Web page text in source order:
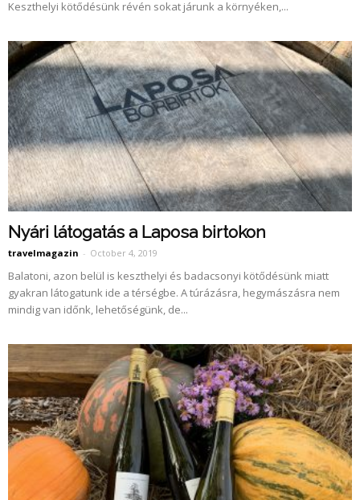
Keszthelyi kötődésünk révén sokat járunk a környéken,...
Nyári látogatás a Laposa birtokon
travelmagazin - October 4, 2019
Balatoni, azon belül is keszthelyi és badacsonyi kötődésünk miatt
gyakran látogatunk ide a térségbe. A túrázásra, hegymászásra nem
mindig van időnk, lehetőségünk, de...